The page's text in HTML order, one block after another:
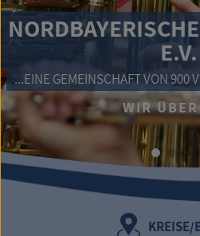
E.V.
...EINE GEMEINSCHAFT VON 900
WIR ÜBER
KREISE/